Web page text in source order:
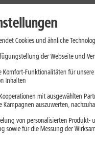
eine
allembei klar
Schäden an
können, etwa Akku,
Entscheidend ist
in
stehen.
der EU neue
Cookies und ähnliche
der Webseite und
Komfort-Funktionalitäten für
Inhalten
Kooperationen mit ausgewählten
Kampagnen auszuwerten,
von personalisierten Produkt-
sowie für die Messung der